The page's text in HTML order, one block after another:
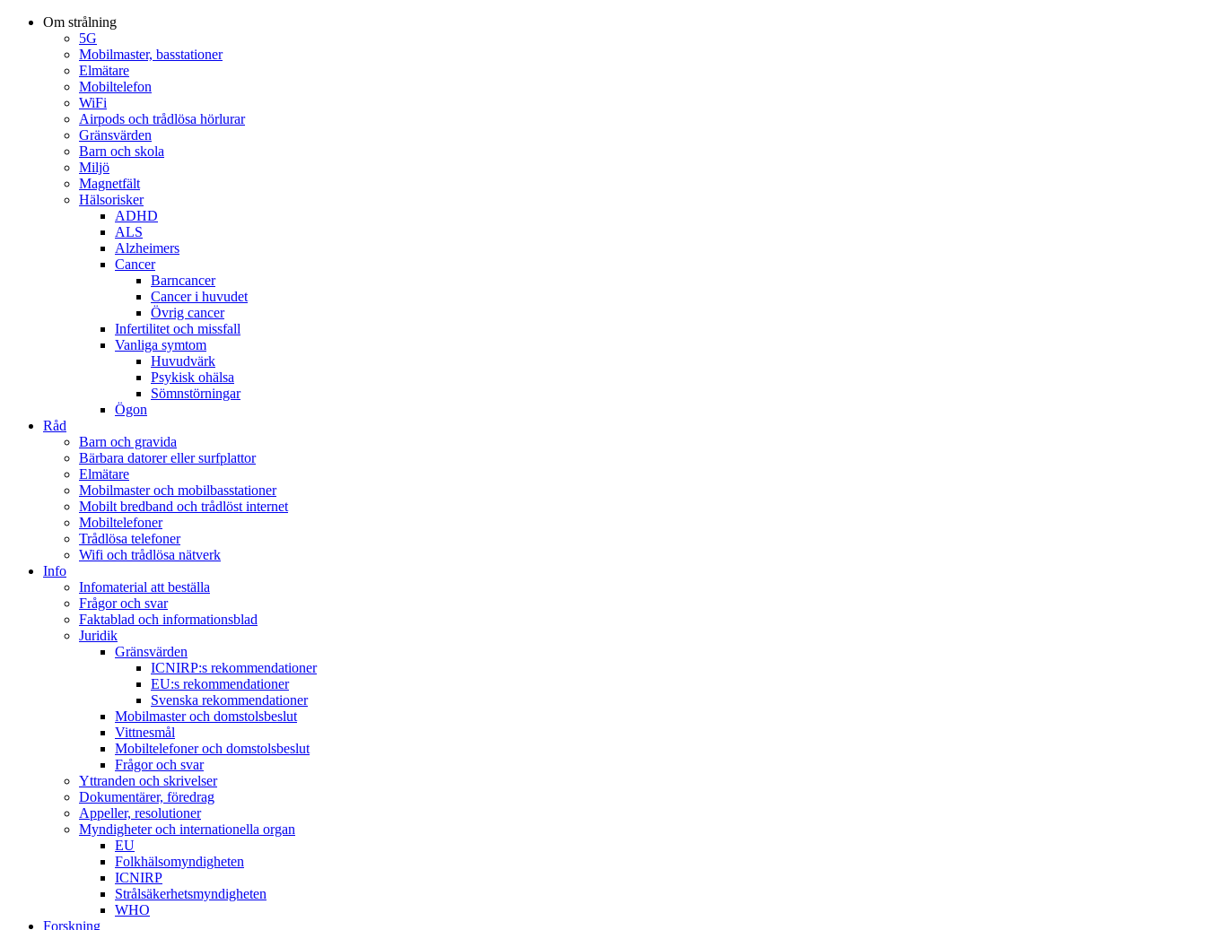
Om strålning
5G
Mobilmaster, basstationer
Elmätare
Mobiltelefon
WiFi
Airpods och trådlösa hörlurar
Gränsvärden
Barn och skola
Miljö
Magnetfält
Hälsorisker
ADHD
ALS
Alzheimers
Cancer
Barncancer
Cancer i huvudet
Övrig cancer
Infertilitet och missfall
Vanliga symtom
Huvudvärk
Psykisk ohälsa
Sömnstörningar
Ögon
Råd
Barn och gravida
Bärbara datorer eller surfplattor
Elmätare
Mobilmaster och mobilbasstationer
Mobilt bredband och trådlöst internet
Mobiltelefoner
Trådlösa telefoner
Wifi och trådlösa nätverk
Info
Infomaterial att beställa
Frågor och svar
Faktablad och informationsblad
Juridik
Gränsvärden
ICNIRP:s rekommendationer
EU:s rekommendationer
Svenska rekommendationer
Mobilmaster och domstolsbeslut
Vittnesmål
Mobiltelefoner och domstolsbeslut
Frågor och svar
Yttranden och skrivelser
Dokumentärer, föredrag
Appeller, resolutioner
Myndigheter och internationella organ
EU
Folkhälsomyndigheten
ICNIRP
Strålsäkerhetsmyndigheten
WHO
Forskning